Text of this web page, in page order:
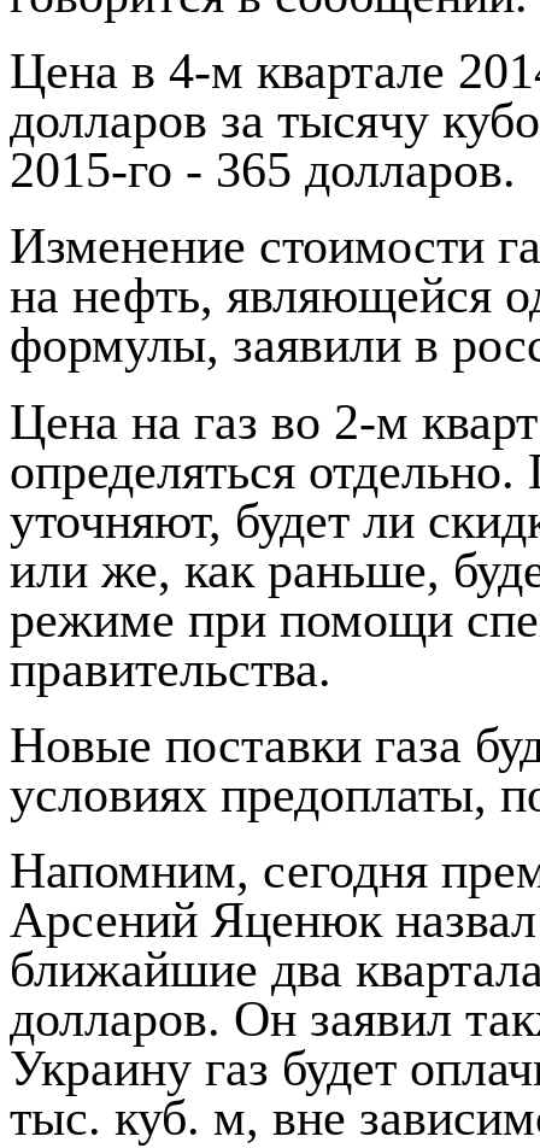
Цена в 4-м квартале
долларов за тысячу
2015-го - 365 долларов.
Изменение стоимости
на нефть, являющейся
формулы, заявили в
Цена на газ во 2-м
определяться
уточняют, будет ли
или же, как раньше,
режиме при помощи
правительства.
Новые поставки газа
условиях предоплаты,
Напомним, сегодня
Арсений Яценюк назвал
ближайшие два
долларов. Он заявил
Украину газ будет
тыс. куб. м, вне